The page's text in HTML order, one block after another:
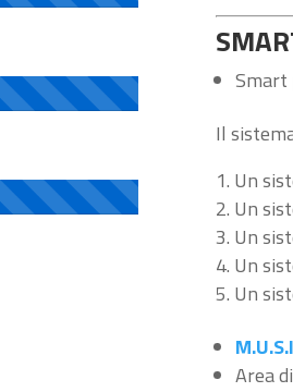
Smart
Il
Un
Un
Un
Un
Un
Area